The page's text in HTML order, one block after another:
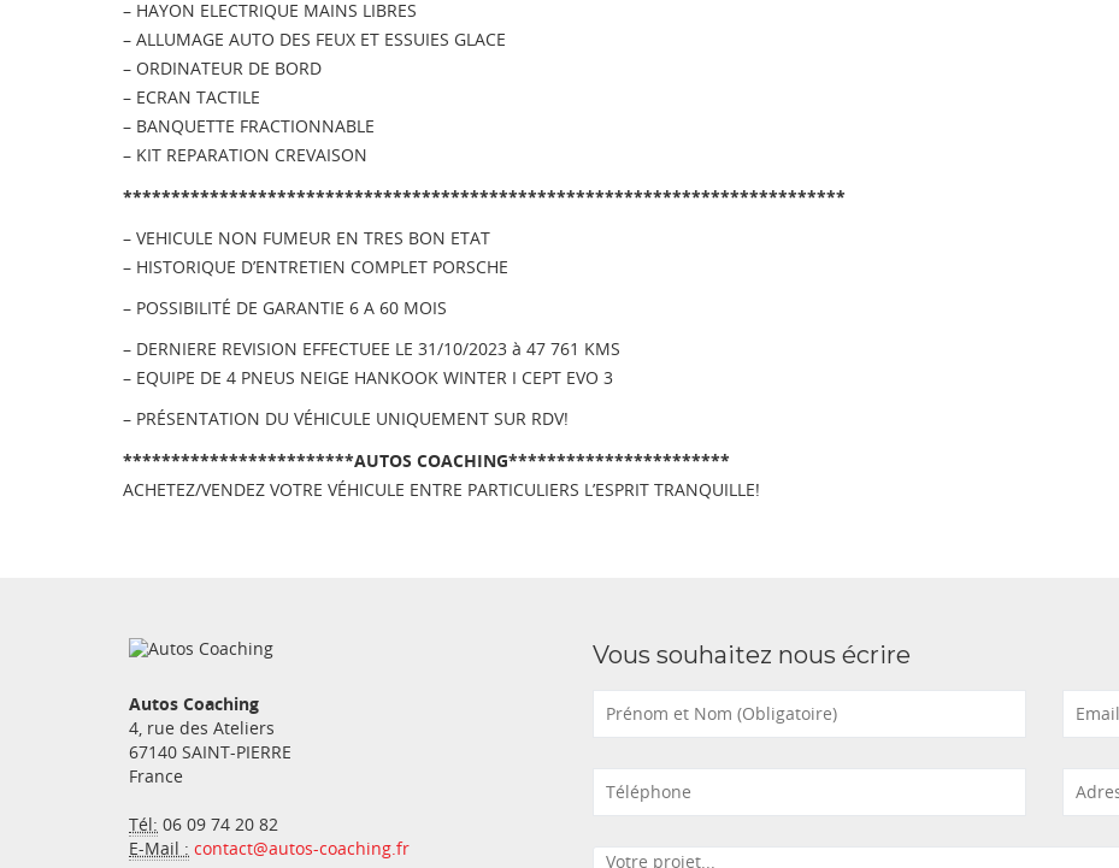
– HAYON ELECTRIQUE MAINS LIBRES
– ALLUMAGE AUTO DES FEUX ET ESSUIES GLACE
– ORDINATEUR DE BORD
– ECRAN TACTILE
– BANQUETTE FRACTIONNABLE
– KIT REPARATION CREVAISON
***************************************************************************
– VEHICULE NON FUMEUR EN TRES BON ETAT
– HISTORIQUE D’ENTRETIEN COMPLET PORSCHE
– POSSIBILITÉ DE GARANTIE 6 A 60 MOIS
– DERNIERE REVISION EFFECTUEE LE 31/10/2023 à 47 761 KMS
– EQUIPE DE 4 PNEUS NEIGE HANKOOK WINTER I CEPT EVO 3
– PRÉSENTATION DU VÉHICULE UNIQUEMENT SUR RDV!
************************AUTOS COACHING***********************
ACHETEZ/VENDEZ VOTRE VÉHICULE ENTRE PARTICULIERS L’ESPRIT TRANQUILLE!
Autos Coaching
4, rue des Ateliers
67140 SAINT-PIERRE
France
Tél: 06 09 74 20 82
E-Mail : contact@autos-coaching.fr
Vous souhaitez nous écrire